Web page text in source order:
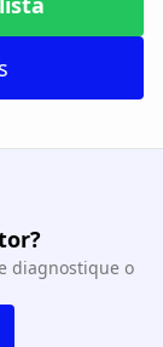
diagnostique o